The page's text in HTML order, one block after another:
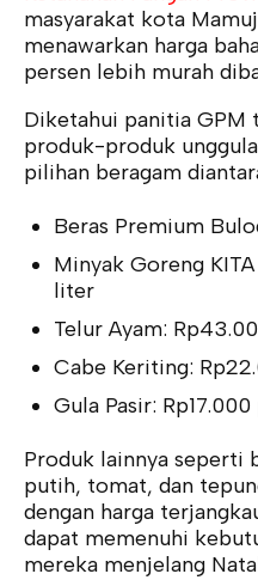
masyarakat kota
menawarkan harga
persen lebih murah
Diketahui panitia GPM
produk-produk
pilihan beragam
Beras Premium
Minyak Goreng
liter
Telur Ayam:
Cabe Keriting:
Gula Pasir:
Produk lainnya seperti
putih, tomat, dan
dengan harga
dapat memenuhi
mereka menjelang